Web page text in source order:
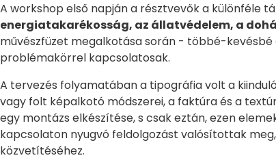
A workshop első napján a résztvevők a különféle
energiatakarékosság, az állatvédelem, a
művészfüzet megalkotása során - többé-
problémakörrel kapcsolatosak.
A tervezés folyamatában a tipográfia volt a
vagy folt képalkotó módszerei, a faktúra és a
egy montázs elkészítése, s csak eztán, ezen
kapcsolaton nyugvó feldolgozást valósítottak
közvetítéséhez.